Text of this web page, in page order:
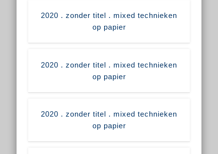
2020 . zonder titel . mixed technieken
op papier
2020 . zonder titel . mixed technieken
op papier
2020 . zonder titel . mixed technieken
op papier